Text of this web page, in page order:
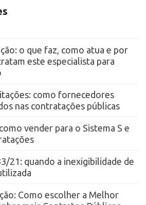
o que faz, como atua e por
este especialista para
como fornecedores
nas contratações públicas
vender para o Sistema S e
21: quando a inexigibilidade de
Como escolher a Melhor